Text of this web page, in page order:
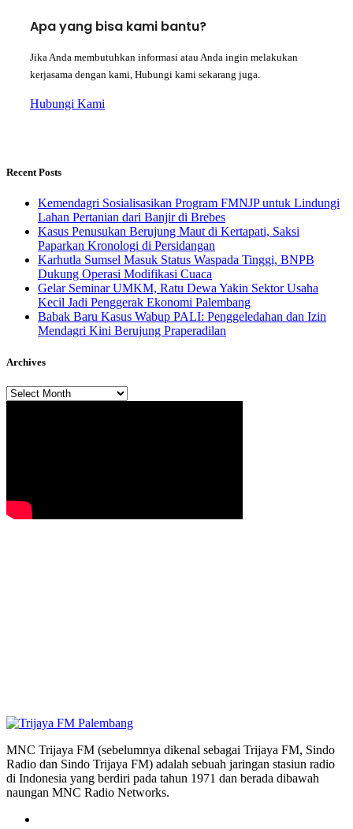
Apa yang bisa kami bantu?
Jika Anda membutuhkan informasi atau Anda ingin melakukan
kerjasama dengan kami, Hubungi kami sekarang juga.
Hubungi Kami
Recent Posts
Kemendagri Sosialisasikan Program FMNJP untuk Lindungi
Lahan Pertanian dari Banjir di Brebes
Kasus Penusukan Berujung Maut di Kertapati, Saksi
Paparkan Kronologi di Persidangan
Karhutla Sumsel Masuk Status Waspada Tinggi, BNPB
Dukung Operasi Modifikasi Cuaca
Gelar Seminar UMKM, Ratu Dewa Yakin Sektor Usaha
Kecil Jadi Penggerak Ekonomi Palembang
Babak Baru Kasus Wabup PALI: Penggeledahan dan Izin
Mendagri Kini Berujung Praperadilan
Archives
Archives
MNC Trijaya FM (sebelumnya dikenal sebagai Trijaya FM, Sindo
Radio dan Sindo Trijaya FM) adalah sebuah jaringan stasiun radio
di Indonesia yang berdiri pada tahun 1971 dan berada dibawah
naungan MNC Radio Networks.